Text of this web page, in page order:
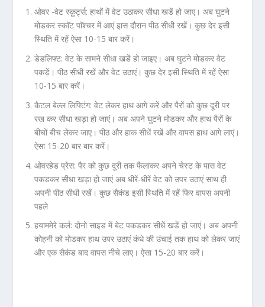
ओवर -वेट स्क़ुर्ट्स: हाथों में वेट उठाकर सीधा खडें हो जाए। अब घुटने
मोडकर स्काॅट पाॅश्चर में आएं इास दौरान पीठ सीधी रखें। कुछ देर इसी
स्थिति में रहें ऐसा 10-15 बार करें।
डेडलिफ्ट: वेट के सामने सीधा खडें हो जाइए। अब घुटने मोडकर वेट
पकड़ें। पीठ सीधी रखें और वेट उठाएं। कुछ देर इसी स्थिति में रहें ऐसा
10-15 बार करें।
कैटल बेल्ल लिफ्टिंग: वेट लेकर हाथ आगे करें और पैरों को कुछ दूरी पर
रख कर सीधा खड़ा हो जाएं। अब अपने घुटने मोडकर और हाथ पैरों के
बीचों बीच लेकर जाए। पीठ और हाक सीधें रखें और वापस हाथ आगे लाएं।
ऐसा 15-20 बार बार करें।
ओवरहेड प्रेस: पैर को कुछ दूरी तक फैलाकर अपने चेस्ट के पास वेट
पकडकर सीधा खड़ा हो जाएं अब धीरें-धीरें वेट को उपर उठाएं साथ ही
अपनी पीठ सीधी रखें। कुछ सैकंड इसी स्थिति में रहें फिर वापस अपनी
पहले
हयाममेरे कर्ल: दोनो साइड में बेट पकडकर सीधें खडें हो जाएं। अब अपनी
कोहनी को मोडकर हाथ उपर उठाएं कंधे की उंचाई तक हाथ को लेकर जाएं
और एक सैकंड बाद वापस नीचे लाए। ऐसा 15-20 बार करें।